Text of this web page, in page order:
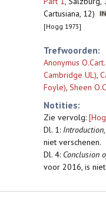
Cartusiana, 12)
[Hogg 1973]
Trefwoorden:
Anonymus
Cambridge UL),
Foyle), Sheen
Notities:
Zie vervolg:
Dl. 1: Introduction
niet verschenen.
Dl. 4: Conclusion
voor 2016, is